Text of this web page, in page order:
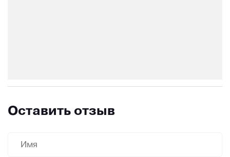
Оставить отзыв